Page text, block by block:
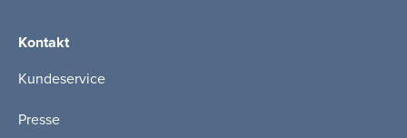
Kontakt
Kundeservice
Presse